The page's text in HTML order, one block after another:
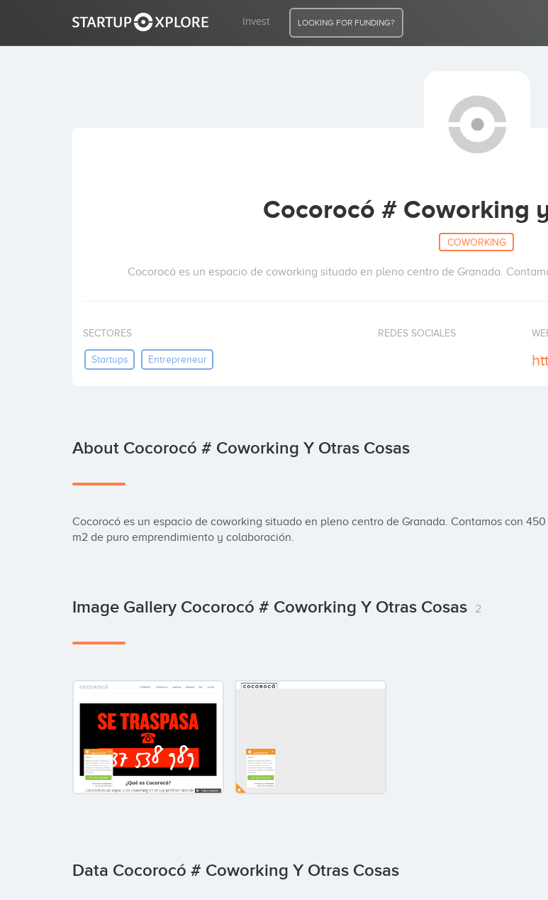
Invest LOOKING FOR FUNDING?
Cocorocó # Coworking
COWORKING
Cocorocó es un espacio de coworking situado en pleno centro de Granada.
SECTORES
Startups Entrepreneur
REDES SOCIALES
About Cocorocó # Coworking Y Otras Cosas
Cocorocó es un espacio de coworking situado en pleno centro de Granada. Contamos con 450
m2 de puro emprendimiento y colaboración.
Image Gallery Cocorocó # Coworking Y Otras Cosas 2
Data Cocorocó # Coworking Y Otras Cosas